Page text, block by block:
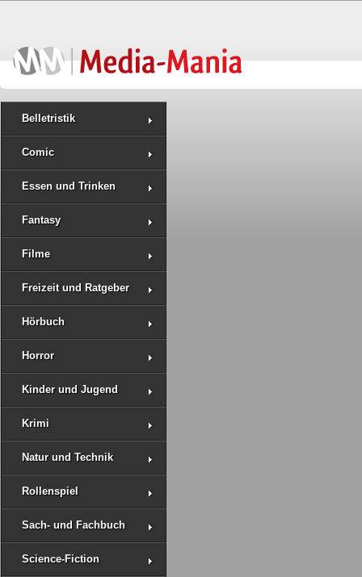
Belletristik
Comic
Essen und Trinken
Fantasy
Filme
Freizeit und Ratgeber
Hörbuch
Horror
Kinder und Jugend
Krimi
Natur und Technik
Rollenspiel
Sach- und Fachbuch
Science-Fiction